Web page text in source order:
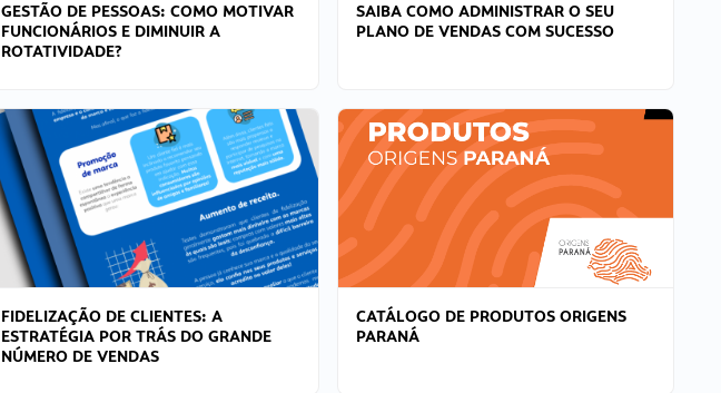
GESTÃO DE PESSOAS: COMO MOTIVAR
FUNCIONÁRIOS E DIMINUIR A
ROTATIVIDADE?
SAIBA COMO ADMINISTRAR O SEU
PLANO DE VENDAS COM SUCESSO
FIDELIZAÇÃO DE CLIENTES: A
ESTRATÉGIA POR TRÁS DO GRANDE
NÚMERO DE VENDAS
CATÁLOGO DE PRODUTOS ORIGENS
PARANÁ